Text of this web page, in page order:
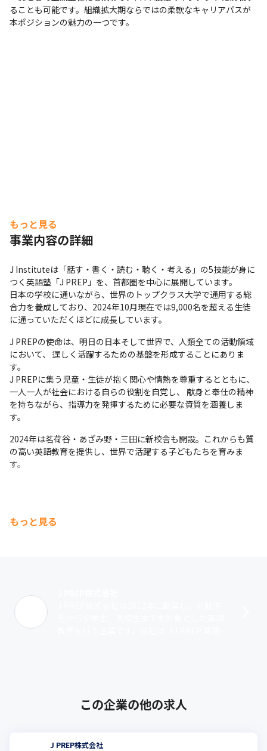
ることも可能です。組織拡大期ならではの柔軟なキャリアパスが
本ポジションの魅力の一つです。
もっと見る
事業内容の詳細
J Instituteは「話す・書く・読む・聴く・考える」の5技能が身に
つく英語塾「J PREP」を、首都圏を中心に展開しています。
⽇本の学校に通いながら、世界のトップクラス⼤学で通⽤する総
合⼒を養成しており、2024年10月現在では9,000名を超える生徒
に通っていただくほどに成長しています。
J PREPの使命は、明日の日本そして世界で、人類全ての活動領域
において、 逞しく活躍するための基盤を形成することにありま
す。
J PREPに集う児童・生徒が抱く関心や情熱を尊重するとともに、
一人一人が社会における自らの役割を自覚し、 献身と奉仕の精神
を持ちながら、指導力を発揮するために必要な資質を涵養しま
す。
2024年は茗荷谷・あざみ野・三田に新校舎も開設。これからも質
の高い英語教育を提供し、世界で活躍する子どもたちを育みま
す。
もっと見る
この企業の他の求人
J PREP株式会社